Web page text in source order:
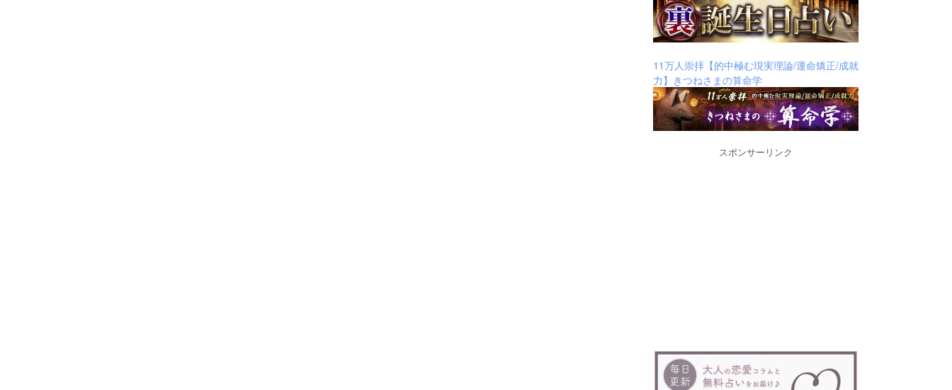
11万人崇拝【的中極む現実理論/運命矯正/成就
力】きつねさまの算命学
スポンサーリンク